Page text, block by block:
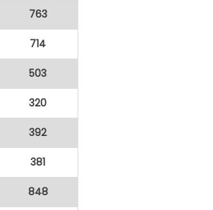
763
714
503
320
392
381
848